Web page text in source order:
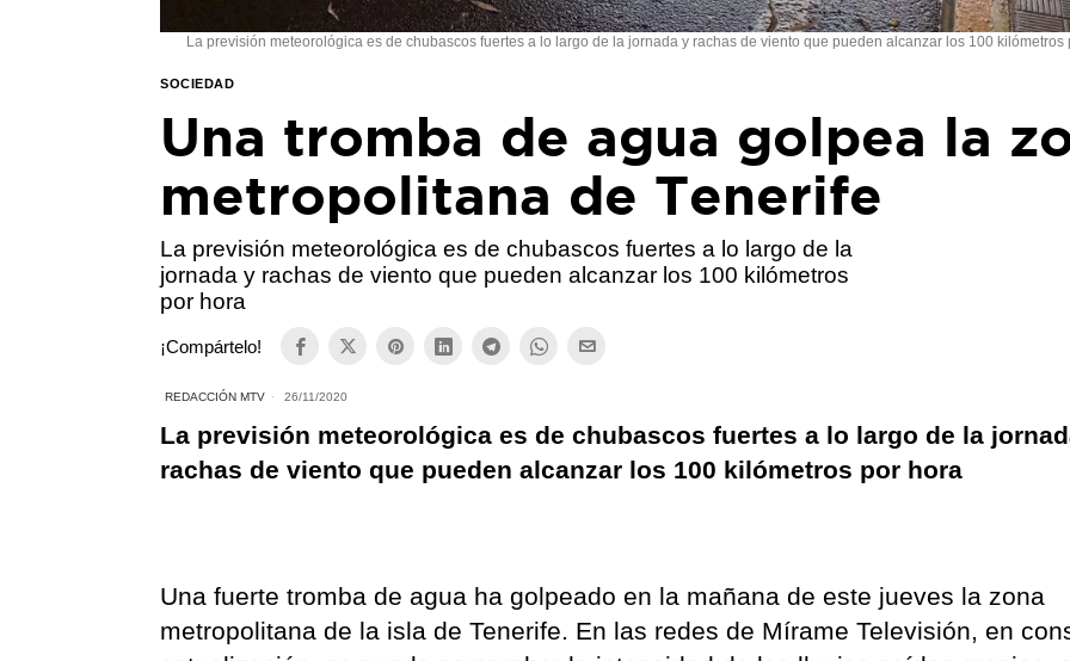
La previsión meteorológica es de chubascos fuertes a lo largo de la jornada y rachas de viento que pueden alcanzar los 100 kilómetros
SOCIEDAD
Una tromba de agua golpea la
metropolitana de Tenerife
La previsión meteorológica es de chubascos fuertes a lo largo de la
jornada y rachas de viento que pueden alcanzar los 100 kilómetros
por hora
¡Compártelo!
REDACCIÓN MTV 26/11/2020
La previsión meteorológica es de chubascos fuertes a lo largo de la
rachas de viento que pueden alcanzar los 100 kilómetros por hora
Una fuerte tromba de agua ha golpeado en la mañana de este jueves la zona
metropolitana de la isla de Tenerife. En las redes de Mírame Televisión, en